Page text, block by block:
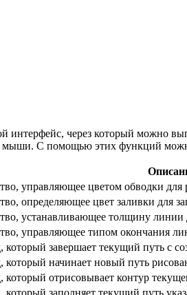
интерфейс, через который можно
С помощью этих функций
управляющее цветом обводки для
определяющее цвет заливки для
устанавливающее толщину линии
управляющее типом окончания
который завершает текущий путь с
который начинает новый путь
который отрисовывает контур
который заполняет текущий путь